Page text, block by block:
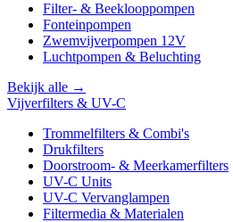
Filter- & Beeklooppompen
Fonteinpompen
Zwemvijverpompen 12V
Luchtpompen & Beluchting
Bekijk alle →
Vijverfilters & UV-C
Trommelfilters & Combi's
Drukfilters
Doorstroom- & Meerkamerfilters
UV-C Units
UV-C Vervanglampen
Filtermedia & Materialen